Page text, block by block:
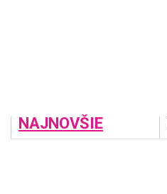
NAJNOVŠIE